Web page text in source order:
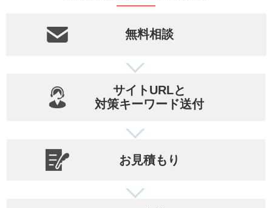
無料相談
サイトURLと
対策キーワード送付
お見積もり